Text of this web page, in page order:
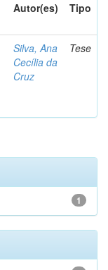
Autor(es) Tipo
Silva, Ana
Cecília da
Cruz
Tese
1